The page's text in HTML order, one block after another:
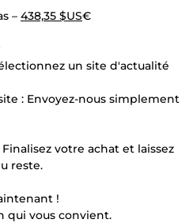
– 438,35 $US€
un site d'actualité
: Envoyez-nous simplement
votre achat et laissez
reste.
!
qui vous convient.